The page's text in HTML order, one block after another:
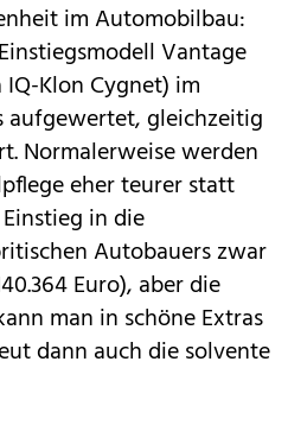
im Automobilbau:
Vantage
Klon Cygnet) im
aufgewertet, gleichzeitig
Normalerweise werden
eher teurer statt
in die
Autobauers zwar
Euro), aber die
man in schöne Extras
dann auch die solvente